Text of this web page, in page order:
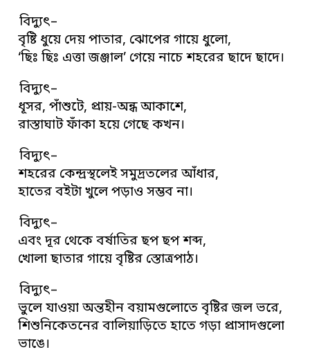
বিদ্যুৎ–
বৃষ্টি ধুয়ে দেয় পাতার, ঝোপের গায়ে ধুলো,
‘ছিঃ ছিঃ এত্তা জঞ্জাল’ গেয়ে নাচে শহরের ছাদে ছাদে।
বিদ্যুৎ–
ধূসর, পাঁশুটে, প্রায়-অন্ধ আকাশে,
রাস্তাঘাট ফাঁকা হয়ে গেছে কখন।
বিদ্যুৎ–
শহরের কেন্দ্রস্থলেই সমুদ্রতলের আঁধার,
হাতের বইটা খুলে পড়াও সম্ভব না।
বিদ্যুৎ–
এবং দূর থেকে বর্ষাতির ছপ ছপ শব্দ,
খোলা ছাতার গায়ে বৃষ্টির স্তোত্রপাঠ।
বিদ্যুৎ–
ভুলে যাওয়া অন্তহীন বয়ামগুলোতে বৃষ্টির জল ভরে,
শিশুনিকেতনের বালিয়াড়িতে হাতে গড়া প্রাসাদগুলো
ভাঙে।